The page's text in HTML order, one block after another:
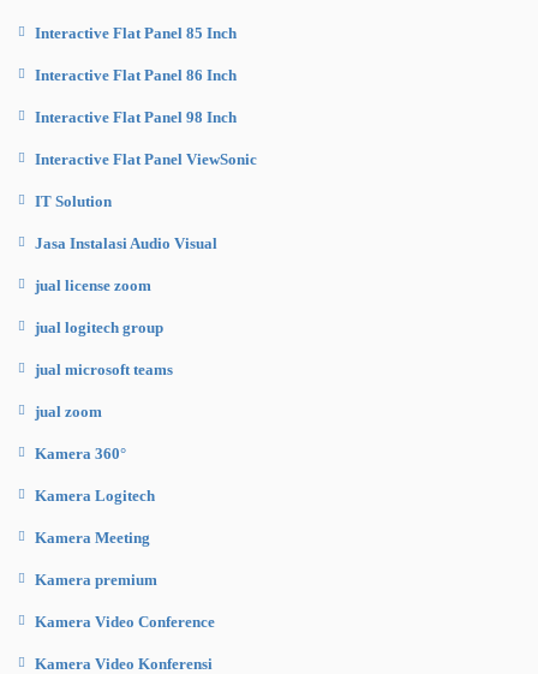
Interactive Flat Panel 85 Inch
Interactive Flat Panel 86 Inch
Interactive Flat Panel 98 Inch
Interactive Flat Panel ViewSonic
IT Solution
Jasa Instalasi Audio Visual
jual license zoom
jual logitech group
jual microsoft teams
jual zoom
Kamera 360°
Kamera Logitech
Kamera Meeting
Kamera premium
Kamera Video Conference
Kamera Video Konferensi